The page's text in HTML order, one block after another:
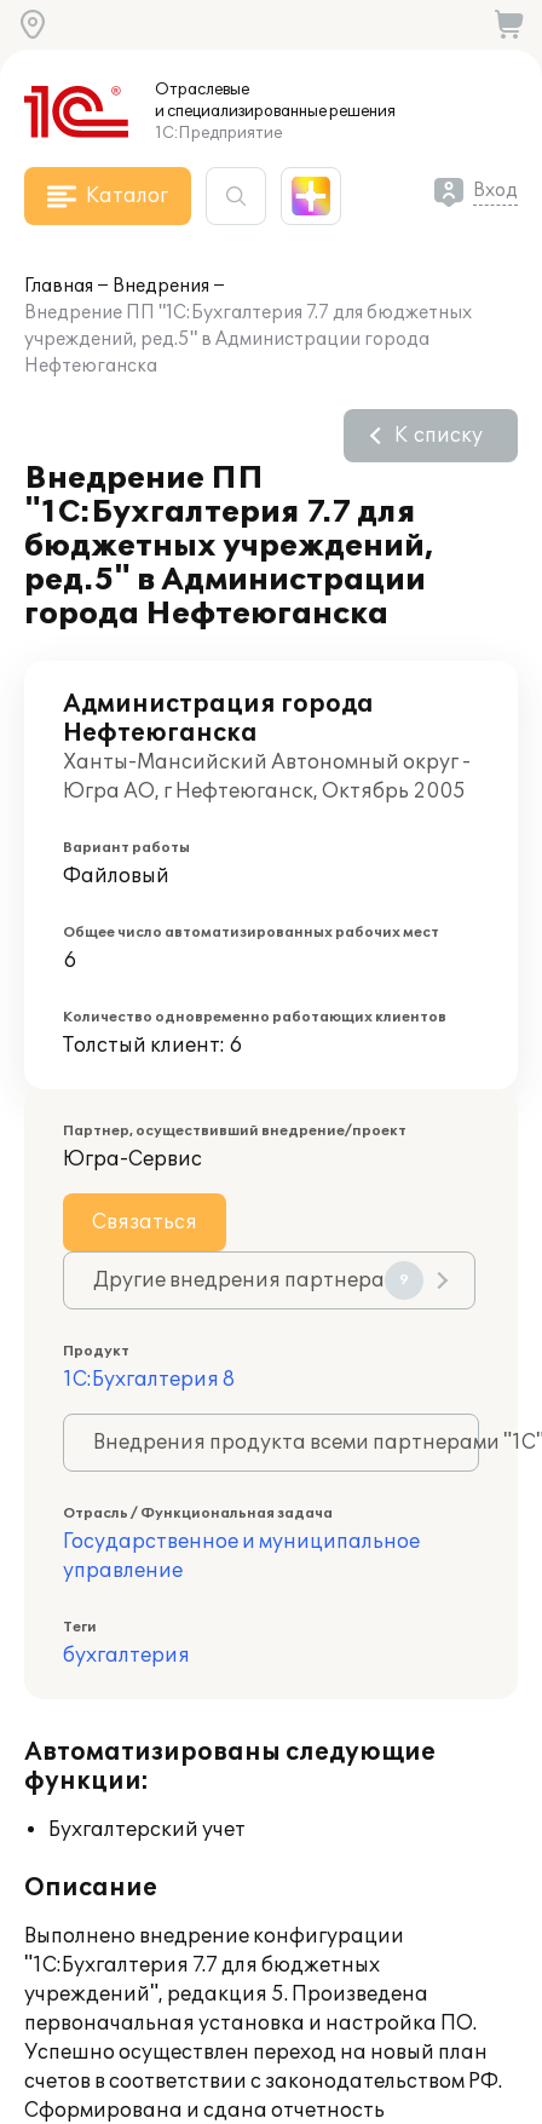
Отраслевые
и специализированныерешения
1С:Предприятие
Каталог Вход
Главная
Внедрения
Внедрение ПП "1С:Бухгалтерия 7.7 для бюджетных
учреждений, ред.5" в Администрации города
Нефтеюганска
Внедрение ПП
"1С:Бухгалтерия 7.7 для
бюджетных учреждений,
ред.5" в Администрации
города Нефтеюганска
К списку
Администрация города
Нефтеюганска
Ханты-Мансийский Автономный округ -
Югра АО, г Нефтеюганск, Октябрь 2005
Вариант работы
Файловый
Общее число автоматизированных рабочих мест
6
Количество одновременно работающих клиентов
Толстый клиент: 6
Партнер, осуществивший внедрение/проект
Югра-Сервис
Связаться
Другие внедрения партнера 9
Продукт
1С:Бухгалтерия 8
Внедрения продукта всеми партнерами
Отрасль / Функциональная задача
Государственное и муниципальное
управление
Теги
бухгалтерия
Автоматизированы следующие
функции:
Бухгалтерский учет
Описание
Выполнено внедрение конфигурации
"1С:Бухгалтерия 7.7 для бюджетных
учреждений", редакция 5. Произведена
первоначальная установка и настройка ПО.
Успешно осуществлен переход на новый план
счетов в соответствии с законодательством РФ.
Сформирована и сдана отчетность